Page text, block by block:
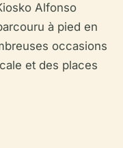
Alfonso
à pied en
occasions
et des places